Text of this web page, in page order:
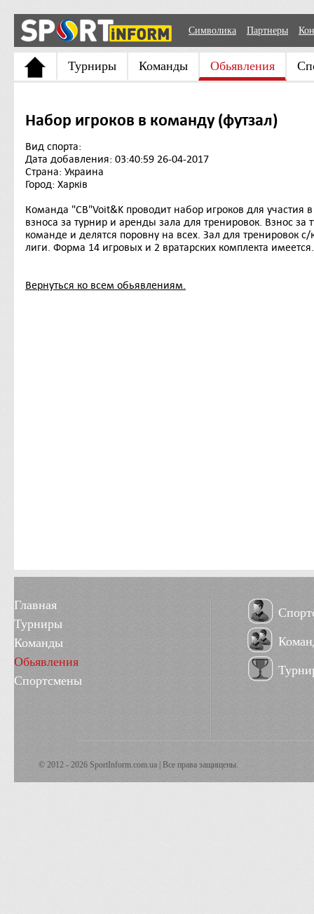
Символика Партнеры
Турниры Команды Обьявления
Набор игроков в команду (футзал)
Вид спорта:
Дата добавления: 03:40:59 26-04-2017
Страна: Украина
Город: Харків
Команда "СВ"Voit&K проводит набор игроков для
взноса за турнир и аренды зала для тренировок. Взнос за
команде и делятся поровну на всех. Зал для тренировок
лиги. Форма 14 игровых и 2 вратарских комплекта
Вернуться ко всем обьявлениям.
Главная
Турниры
Команды
Обьявления
Спортсмены
© 2012 - 2026 SportInform.com.ua | Все права защищены.